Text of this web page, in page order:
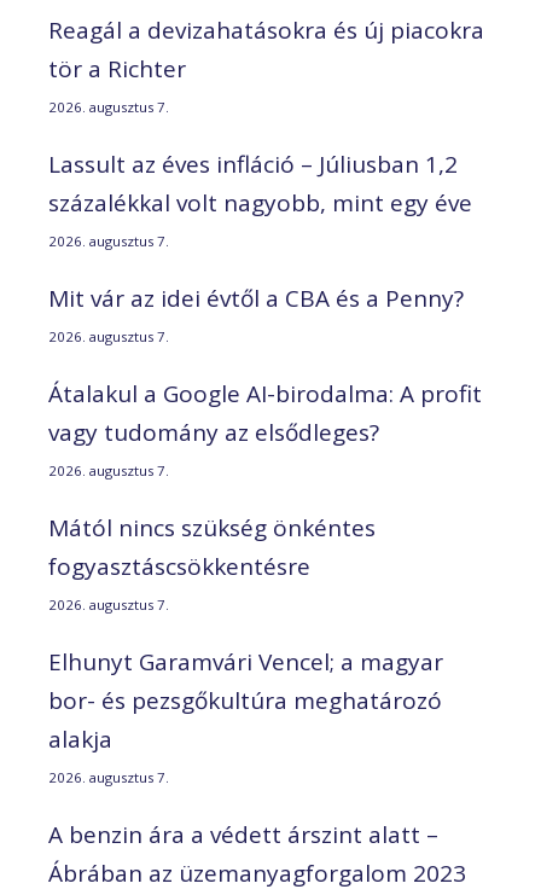
Reagál a devizahatásokra és új piacokra
tör a Richter
2026. augusztus 7.
Lassult az éves infláció – Júliusban 1,2
százalékkal volt nagyobb, mint egy éve
2026. augusztus 7.
Mit vár az idei évtől a CBA és a Penny?
2026. augusztus 7.
Átalakul a Google AI-birodalma: A profit
vagy tudomány az elsődleges?
2026. augusztus 7.
Mától nincs szükség önkéntes
fogyasztáscsökkentésre
2026. augusztus 7.
Elhunyt Garamvári Vencel; a magyar
bor- és pezsgőkultúra meghatározó
alakja
2026. augusztus 7.
A benzin ára a védett árszint alatt –
Ábrában az üzemanyagforgalom 2023